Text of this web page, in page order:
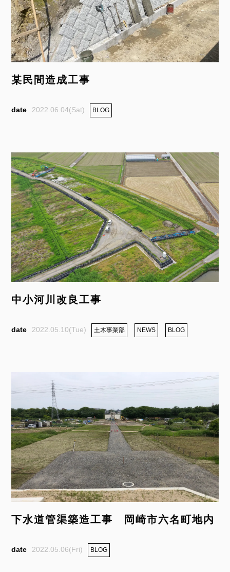
某民間造成工事
2022.06.04(Sat) BLOG
中小河川改良工事
2022.05.10(Tue) 土木事業部 NEWS BLOG
下水道管渠築造工事 岡崎市六名町地内
2022.05.06(Fri) BLOG